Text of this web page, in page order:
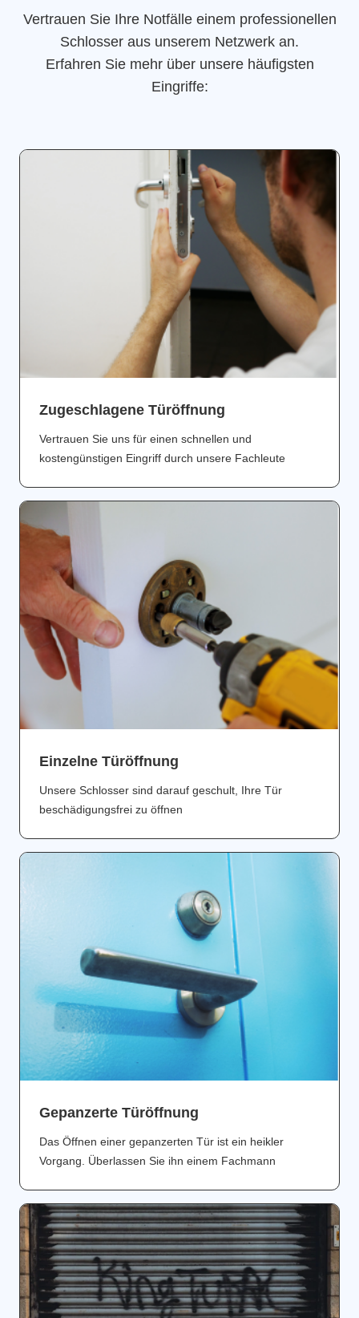
Vertrauen Sie Ihre Notfälle einem professionellen
Schlosser aus unserem Netzwerk an.
Erfahren Sie mehr über unsere häufigsten
Eingriffe:
Zugeschlagene Türöffnung
Vertrauen Sie uns für einen schnellen und
kostengünstigen Eingriff durch unsere Fachleute
Einzelne Türöffnung
Unsere Schlosser sind darauf geschult, Ihre Tür
beschädigungsfrei zu öffnen
Gepanzerte Türöffnung
Das Öffnen einer gepanzerten Tür ist ein heikler
Vorgang. Überlassen Sie ihn einem Fachmann